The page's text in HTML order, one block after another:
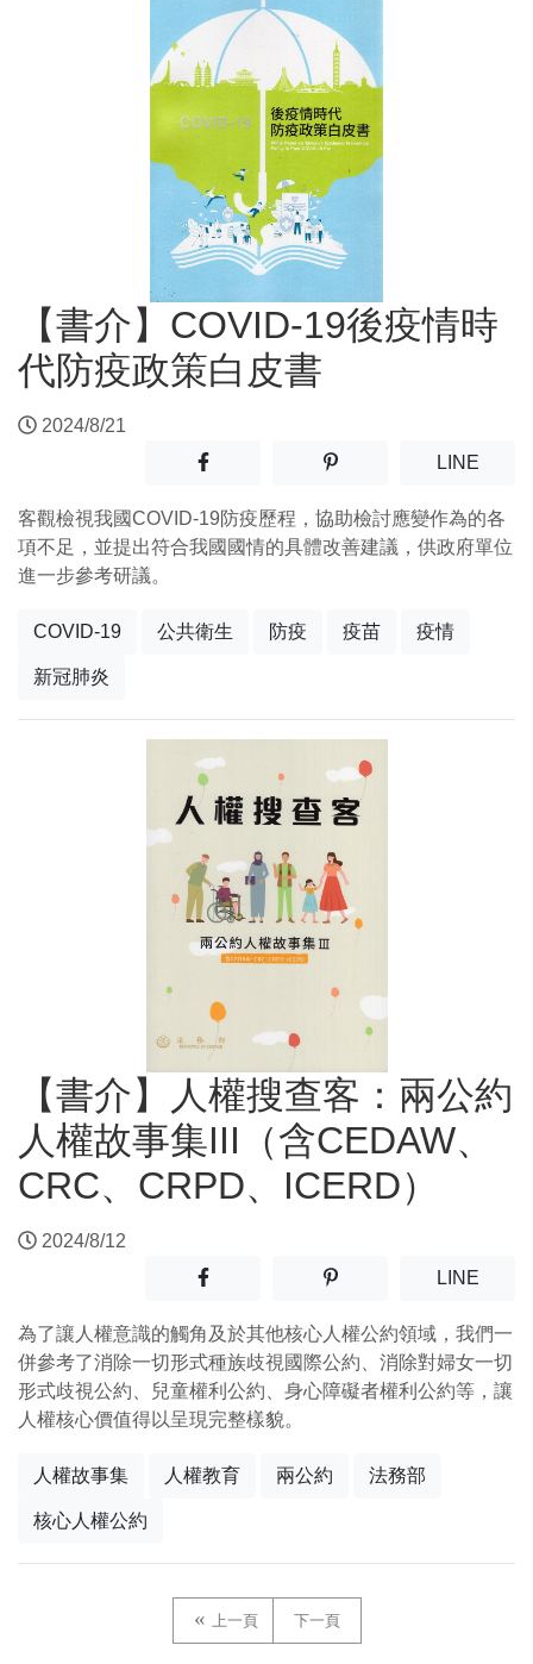
【書介】COVID-19後疫情時
代防疫政策白皮書
2024/8/21
分享至facebook(另開新視窗)
分享至噗浪(另開新視窗)
LINE(另開
客觀檢視我國COVID-19防疫歷程，協助檢討應變作為的各
項不足，並提出符合我國國情的具體改善建議，供政府單位
進一步參考研議。
COVID-19 公共衛生 防疫 疫苗 疫情
新冠肺炎
【書介】人權搜查客：兩公約
人權故事集III（含CEDAW、
CRC、CRPD、ICERD）
2024/8/12
分享至facebook(另開新視窗)
分享至噗浪(另開新視窗)
LINE(另開
為了讓人權意識的觸角及於其他核心人權公約領域，我們一
併參考了消除一切形式種族歧視國際公約、消除對婦女一切
形式歧視公約、兒童權利公約、身心障礙者權利公約等，讓
人權核心價值得以呈現完整樣貌。
人權故事集 人權教育 兩公約 法務部
核心人權公約
上一頁 下一頁